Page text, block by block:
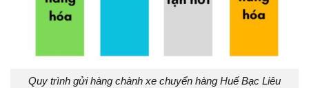
Quy trình gửi hàng chành xe chuyển hàng Huế Bạc Liêu